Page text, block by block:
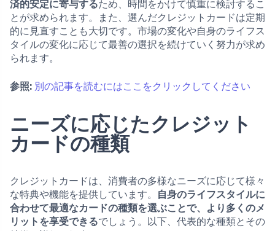
済的安定に寄与するため、時間をかけて慎重に検討するこ
とが求められます。また、選んだクレジットカードは定期
的に見直すことも大切です。市場の変化や自身のライフス
タイルの変化に応じて最善の選択を続けていく努力が求め
られます。
参照: 別の記事を読むにはここをクリックしてください
ニーズに応じたクレジット
カードの種類
クレジットカードは、消費者の多様なニーズに応じて様々
な特典や機能を提供しています。
自身のライフスタイルに
合わせて最適なカードの種類を選ぶことで、より多くのメ
リットを享受できるでしょう。以下、代表的な種類とその